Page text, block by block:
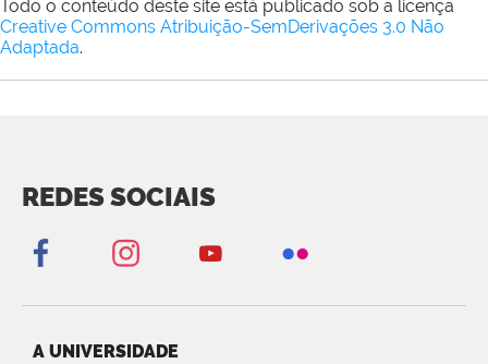
Todo o conteúdo deste site está publicado sob a licença
Creative Commons Atribuição-SemDerivações 3.0 Não
Adaptada.
REDES SOCIAIS
A UNIVERSIDADE